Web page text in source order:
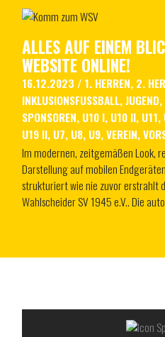
ALLES AUF EINEM
WEBSITE ONLINE!
16.12.2023 / 1. HERREN, 2.
INKLUSIONSFUSSBALL ,JUGEND,
SPONSOREN, U10 I, U10 II, U11,
U19 II, U7, U8, U9,VEREIN,
Im modernen, zeitgemäßen Look,
Darstellung auf mobilen
strukturiert wie nie zuvor erstrahlt
Wahlscheider SV 1945 e.V.. Die